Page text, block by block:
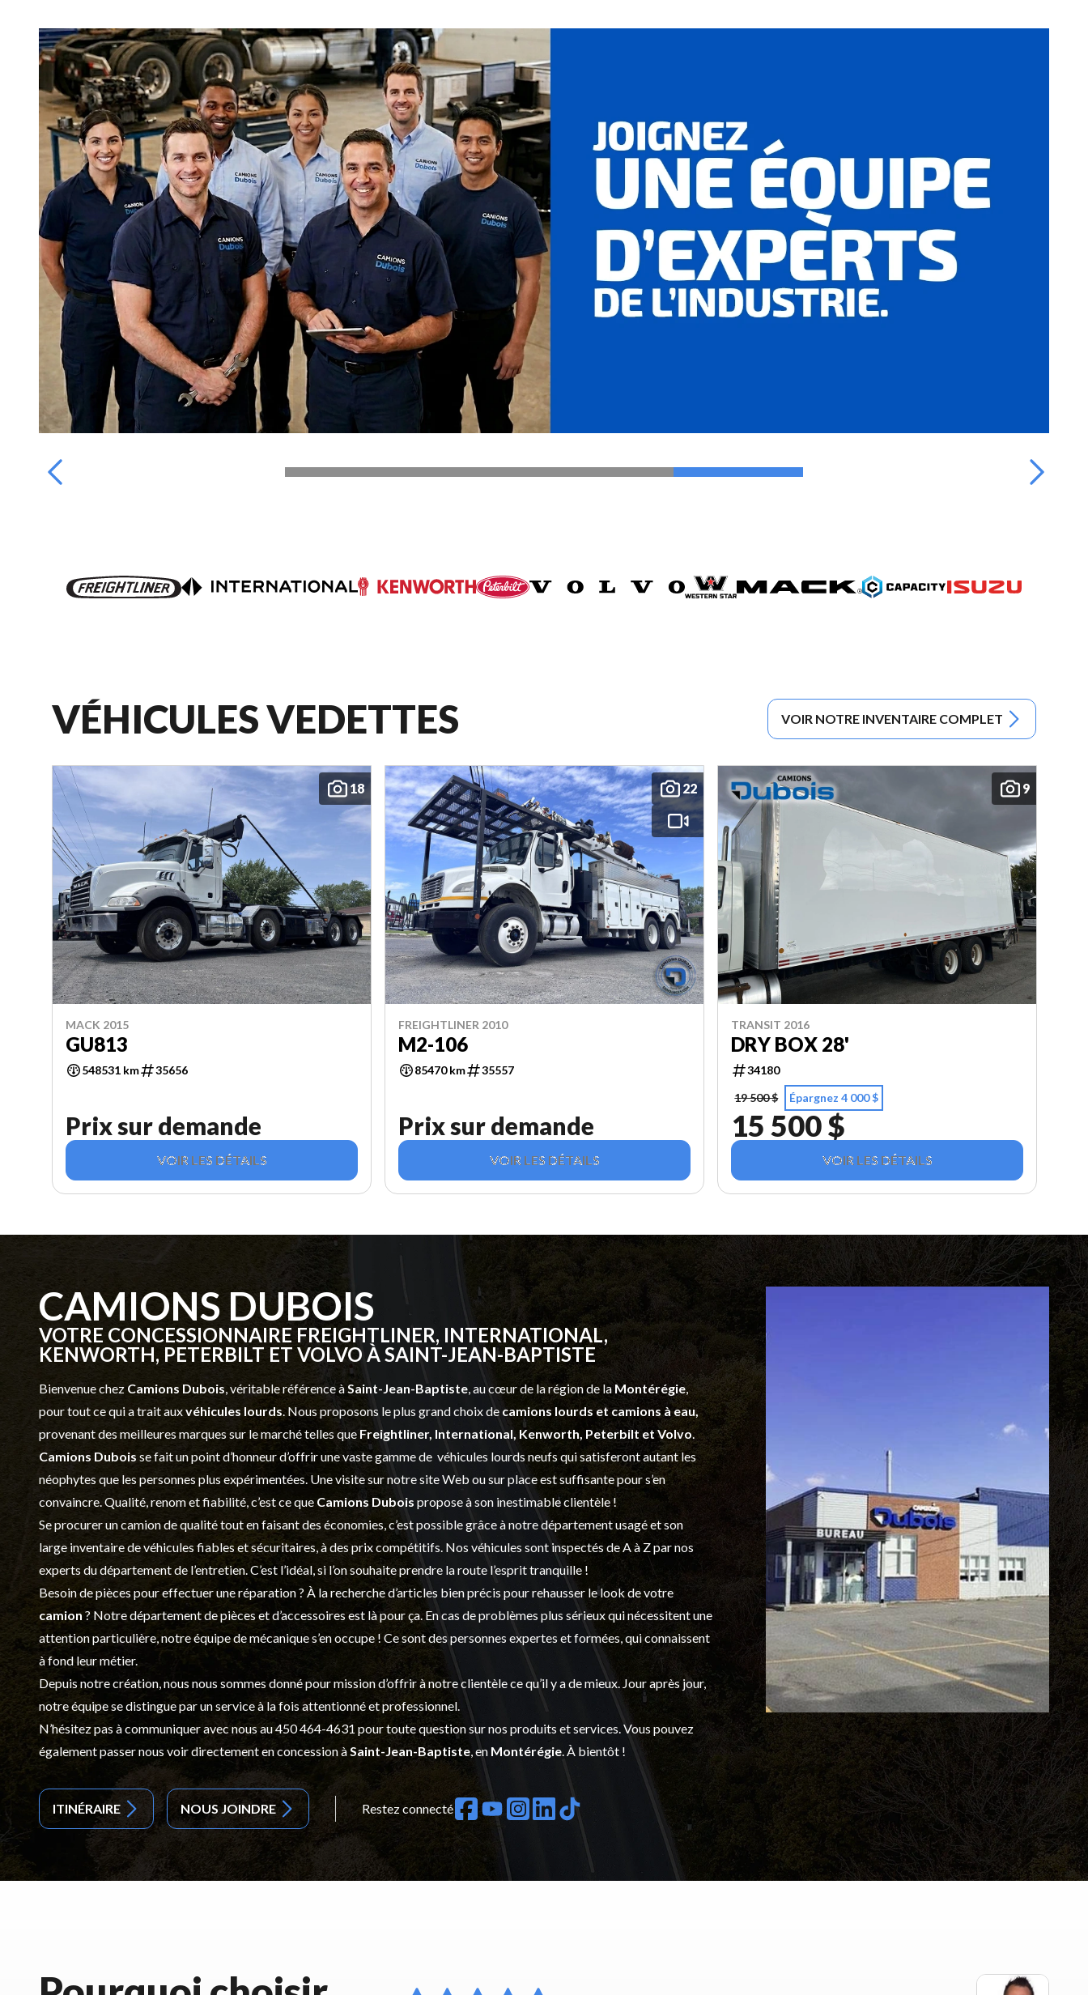
VÉHICULES VEDETTES VOIR NOTRE INVENTAIRE COMPLET
18
MACK 2015
GU813
548531 km 35656
Prix sur demande
VOIR LES DÉTAILS
22
FREIGHTLINER 2010
M2-106
85470 km 35557
Prix sur demande
VOIR LES DÉTAILS
9
TRANSIT 2016
DRY BOX 28'
34180
19 500 $
Épargnez 4 000 $
15 500 $
VOIR LES DÉTAILS
CAMIONS DUBOIS
VOTRE CONCESSIONNAIRE FREIGHTLINER, INTERNATIONAL,
KENWORTH, PETERBILT ET VOLVO À SAINT-JEAN-BAPTISTE
Bienvenue chez Camions Dubois, véritable référence àSaint-Jean-Baptiste, au cœur de la région de la Montérégie,
pour tout ce qui a trait auxvéhicules lourds. Nous proposons le plus grand choix de camions lourds et camions à eau,
provenant des meilleures marques sur le marché telles que Freightliner, International, Kenworth, Peterbilt et Volvo.
Camions Dubois se fait un point d’honneur d’offrir une vaste gamme de véhicules lourds neufsqui satisferont autant les
néophytes que les personnes plus expérimentées. Une visite sur notre site Web ou sur place est suffisante pour s’en
convaincre. Qualité, renom et fiabilité, c’est ce que Camions Dubois propose à son inestimable clientèle !
Se procurer un camion de qualité tout en faisant des économies, c’est possible grâce à notredépartement usagéet son
large inventaire de véhicules fiables et sécuritaires, à des prix compétitifs. Nos véhicules sont inspectés de A à Z par nos
experts du département de l’entretien. C’est l’idéal, si l’on souhaite prendre la route l’esprit tranquille !
Besoin de pièces pour effectuer une réparation ? À la recherche d’articles bien précis pour rehausser le look de votre
camion ? Notre département depièces et d’accessoires est là pour ça. En cas de problèmes plus sérieux qui nécessitent une
attention particulière, notre équipe de mécanique s’en occupe ! Ce sont des personnes expertes et formées, qui connaissent
à fond leur métier.
Depuis notre création, nous nous sommes donné pour mission d’offrir à notre clientèle ce qu’il y a de mieux. Jour après jour,
notre équipe se distingue par un service à la fois attentionné et professionnel.
N’hésitez pas à communiquer avec nous au450 464-4631 pour toute question sur nos produits et services. Vous pouvez
également passer nous voir directement en concession àSaint-Jean-Baptiste, en Montérégie. À bientôt !
ITINÉRAIRE NOUS JOINDRE Restez connecté